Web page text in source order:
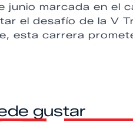
junio marcada en el
el desafío de la V
esta carrera
gustar